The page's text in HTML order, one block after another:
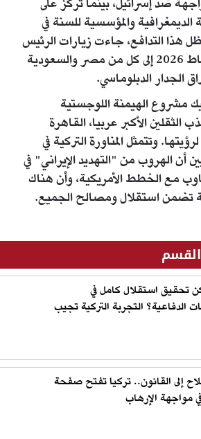
ضد إسرائيل، بينما تركز على
الديمغرافية والمؤسسية للسنة في
هذا التدافع، جاءت زيارات الرئيس
التركي في فبراير/شباط 2026 إلى كل من مصر والسعودية
الجدار الدبلوماسي.
مشروع الهيمنة اللوجستية
الثقلين الأكبر عربيا، القاهرة
وتتمثل المناورة التركية في
أن الهروب من "التهديد الإيراني" في
مع الخطط الأمريكية، وأن هناك
تضمن استقلال ومصالح الجميع.
تحقيق استقلال كامل في
الدفاعية؟ التجربة التركية تجيب
إلى القانون.. تركيا تفتح صفحة
مواجهة الإرهاب